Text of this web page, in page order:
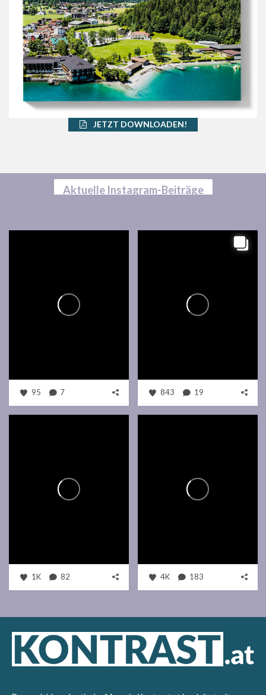
JETZT DOWNLOADEN!
Aktuelle Instagram-Beiträge
95 7 843 19
1K 82 4K 183